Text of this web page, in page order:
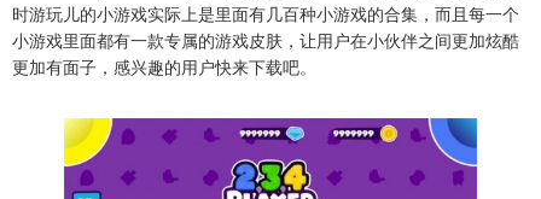
时游玩儿的小游戏实际上是里面有几百种小游戏的合集，而且每一个
小游戏里面都有一款专属的游戏皮肤，让用户在小伙伴之间更加炫酷
更加有面子，感兴趣的用户快来下载吧。